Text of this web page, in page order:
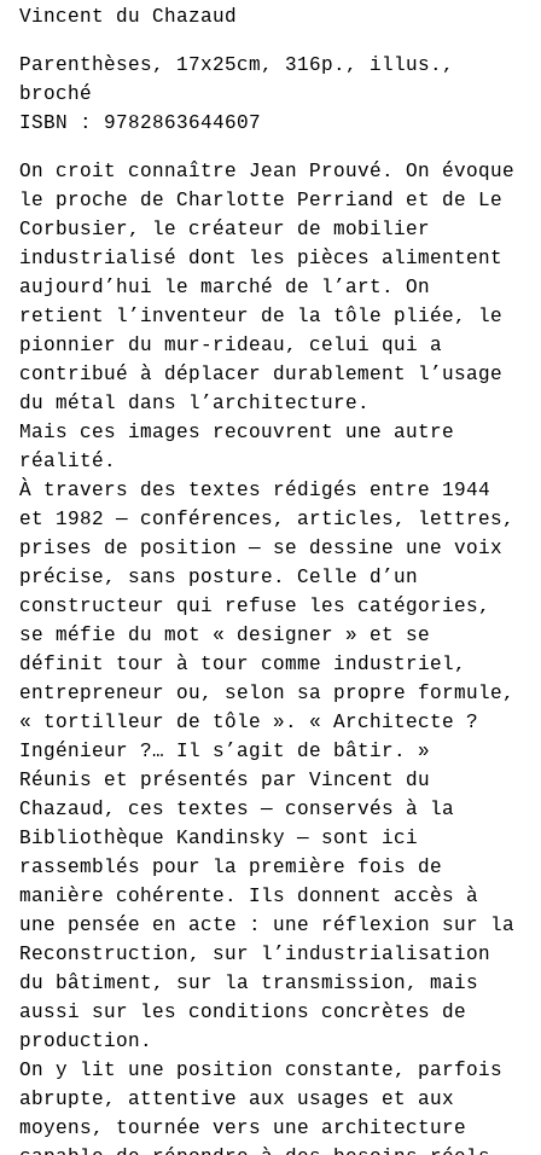
Vincent du Chazaud
Parenthèses, 17x25cm, 316p., illus.,
broché
ISBN : 9782863644607
On croit connaître Jean Prouvé. On évoque
le proche de Charlotte Perriand et de Le
Corbusier, le créateur de mobilier
industrialisé dont les pièces alimentent
aujourd’hui le marché de l’art. On
retient l’inventeur de la tôle pliée, le
pionnier du mur-rideau, celui qui a
contribué à déplacer durablement l’usage
du métal dans l’architecture.
Mais ces images recouvrent une autre
réalité.
À travers des textes rédigés entre 1944
et 1982 — conférences, articles, lettres,
prises de position — se dessine une voix
précise, sans posture. Celle d’un
constructeur qui refuse les catégories,
se méfie du mot « designer » et se
définit tour à tour comme industriel,
entrepreneur ou, selon sa propre formule,
« tortilleur de tôle ». « Architecte ?
Ingénieur ?… Il s’agit de bâtir. »
Réunis et présentés par Vincent du
Chazaud, ces textes — conservés à la
Bibliothèque Kandinsky — sont ici
rassemblés pour la première fois de
manière cohérente. Ils donnent accès à
une pensée en acte : une réflexion sur la
Reconstruction, sur l’industrialisation
du bâtiment, sur la transmission, mais
aussi sur les conditions concrètes de
production.
On y lit une position constante, parfois
abrupte, attentive aux usages et aux
moyens, tournée vers une architecture